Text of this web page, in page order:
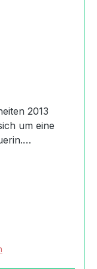
in
Kinder unter